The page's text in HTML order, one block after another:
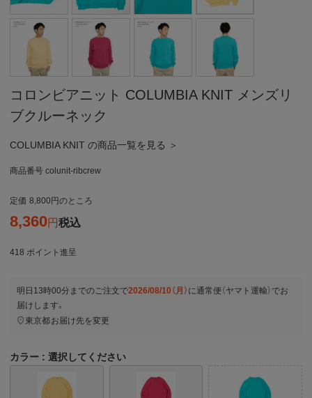
コロンビアニット COLUMBIA KNIT メンズリ
ブクルーネック
COLUMBIA KNIT の商品一覧を見る ＞
商品番号 colunit-ribcrew
定価 8,800 のところ
8,360 税込
418 ポイント進呈
明日 13時00分 までのご注文で2026/08/10（月） に通常便（ヤマト運輸） でお
届けします。
東京都お届け先を変更
カラー 選択してください